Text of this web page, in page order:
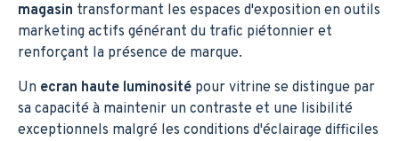
magasin transformant les espaces d'exposition en outils
marketing actifs générant du trafic piétonnier et
renforçant la présence de marque.
Un ecran haute luminosité pour vitrine se distingue par
sa capacité à maintenir un contraste et une lisibilité
exceptionnels malgré les conditions d'éclairage difficiles